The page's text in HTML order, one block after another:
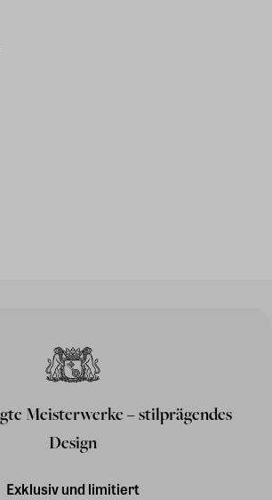
Meisterwerke – stilprägendes
Design
Exklusiv und limitiert